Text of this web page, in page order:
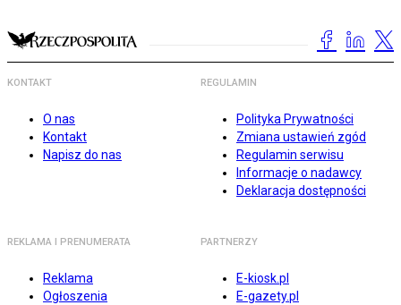
KONTAKT
O nas
Kontakt
Napisz do nas
REGULAMIN
Polityka Prywatności
Zmiana ustawień zgód
Regulamin serwisu
Informacje o nadawcy
Deklaracja dostępności
REKLAMA I PRENUMERATA
Reklama
Ogłoszenia
PARTNERZY
E-kiosk.pl
E-gazety.pl